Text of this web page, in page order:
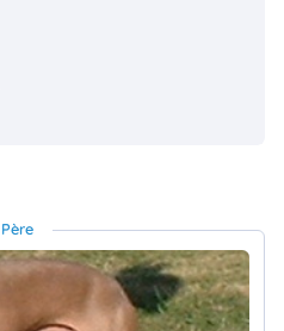
Père